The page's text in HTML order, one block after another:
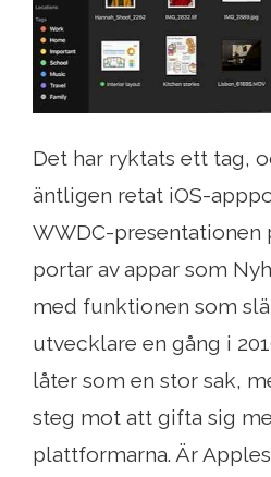
Det har ryktats ett tag,
äntligen retat iOS-
WWDC-presentationen
portar av appar som
med funktionen som
utvecklare en gång i
låter som en stor sak,
steg mot att gifta sig
plattformarna. Är